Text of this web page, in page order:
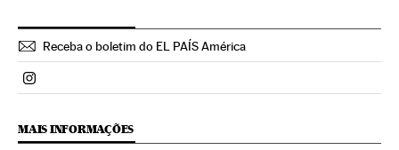
Receba o boletim do EL PAÍS América
Politica El País Brasil en Instagram
MAIS INFORMAÇÕES